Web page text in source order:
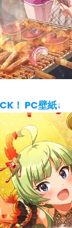
！ PC壁紙↓